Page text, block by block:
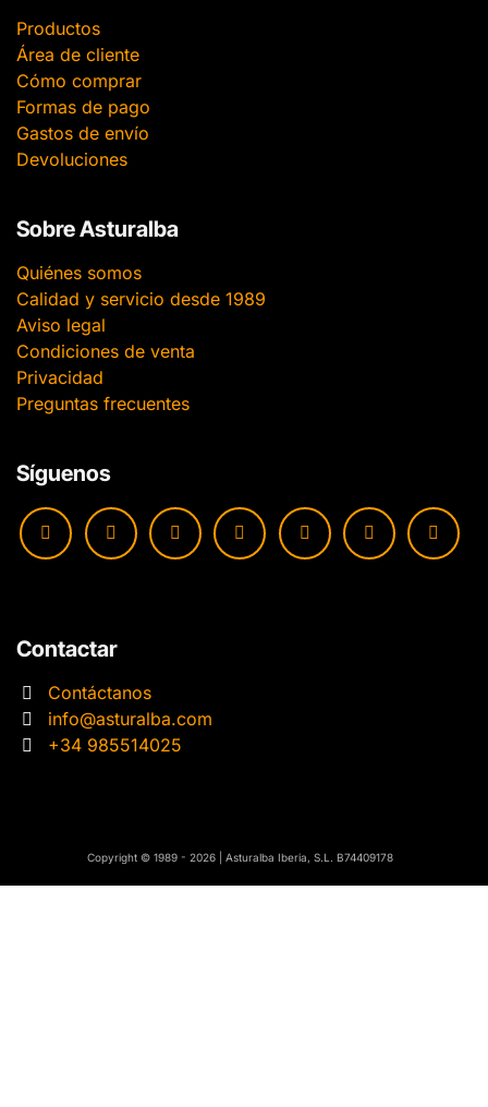
Productos
Área de cliente
Cómo comprar
Formas de pago
Gastos de envío
Devoluciones
Sobre Asturalba
Quiénes somos
Calidad y servicio desde 1989
Aviso legal
Condiciones de venta
Privacidad
Preguntas frecuentes
Síguenos
Contactar
Contáctanos
info@asturalba.com
+34 985514025
​​Copyright © 1989 - 2026 | Asturalba Iberia, S.L. B74409178